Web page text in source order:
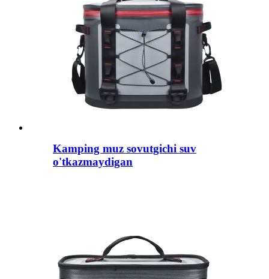
Kamping muz sovutgichi suv
o'tkazmaydigan